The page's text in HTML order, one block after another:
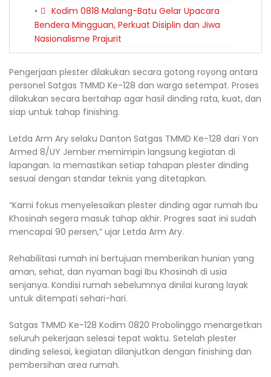
Kodim 0818 Malang-Batu Gelar Upacara
Bendera Mingguan, Perkuat Disiplin dan Jiwa
Nasionalisme Prajurit
Pengerjaan plester dilakukan secara gotong royong antara
personel Satgas TMMD Ke-128 dan warga setempat. Proses
dilakukan secara bertahap agar hasil dinding rata, kuat, dan
siap untuk tahap finishing.
Letda Arm Ary selaku Danton Satgas TMMD Ke-128 dari Yon
Armed 8/UY Jember memimpin langsung kegiatan di
lapangan. Ia memastikan setiap tahapan plester dinding
sesuai dengan standar teknis yang ditetapkan.
“Kami fokus menyelesaikan plester dinding agar rumah Ibu
Khosinah segera masuk tahap akhir. Progres saat ini sudah
mencapai 90 persen,” ujar Letda Arm Ary.
Rehabilitasi rumah ini bertujuan memberikan hunian yang
aman, sehat, dan nyaman bagi Ibu Khosinah di usia
senjanya. Kondisi rumah sebelumnya dinilai kurang layak
untuk ditempati sehari-hari.
Satgas TMMD Ke-128 Kodim 0820 Probolinggo menargetkan
seluruh pekerjaan selesai tepat waktu. Setelah plester
dinding selesai, kegiatan dilanjutkan dengan finishing dan
pembersihan area rumah.